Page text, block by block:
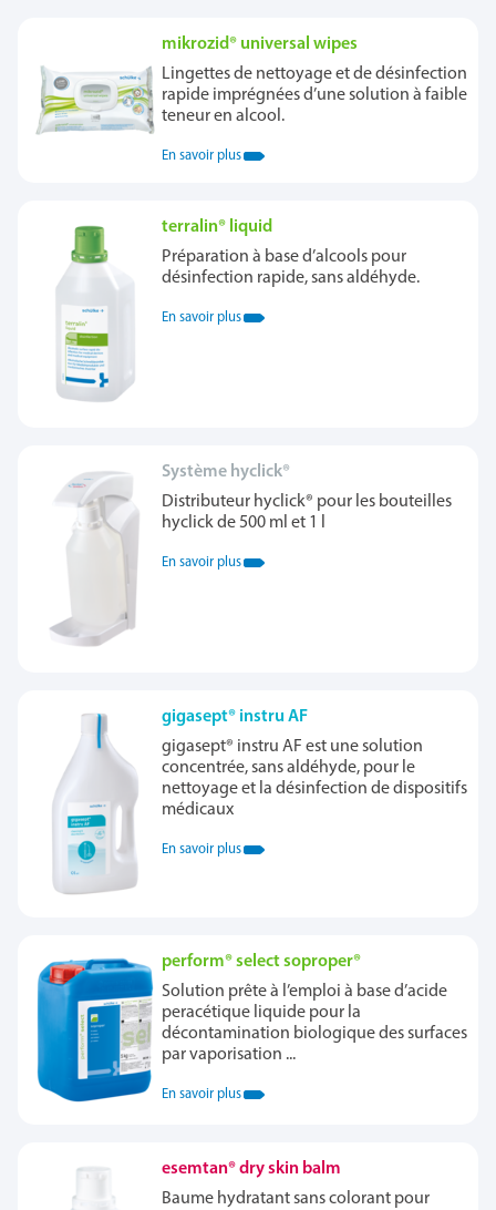
mikrozid® universal wipes
Lingettes de nettoyage et de désinfection
rapide imprégnées d’une solution à faible
teneur en alcool.
En savoir plus
terralin® liquid
Préparation à base d’alcools pour
désinfection rapide, sans aldéhyde.
En savoir plus
Système hyclick®
Distributeur hyclick® pour les bouteilles
hyclick de 500 ml et 1 l
En savoir plus
gigasept® instru AF
gigasept® instru AF est une solution
concentrée, sans aldéhyde, pour le
nettoyage et la désinfection de dispositifs
médicaux
En savoir plus
perform® select soproper®
Solution prête à l’emploi à base d’acide
peracétique liquide pour la
décontamination biologique des surfaces
par vaporisation ...
En savoir plus
esemtan® dry skin balm
Baume hydratant sans colorant pour